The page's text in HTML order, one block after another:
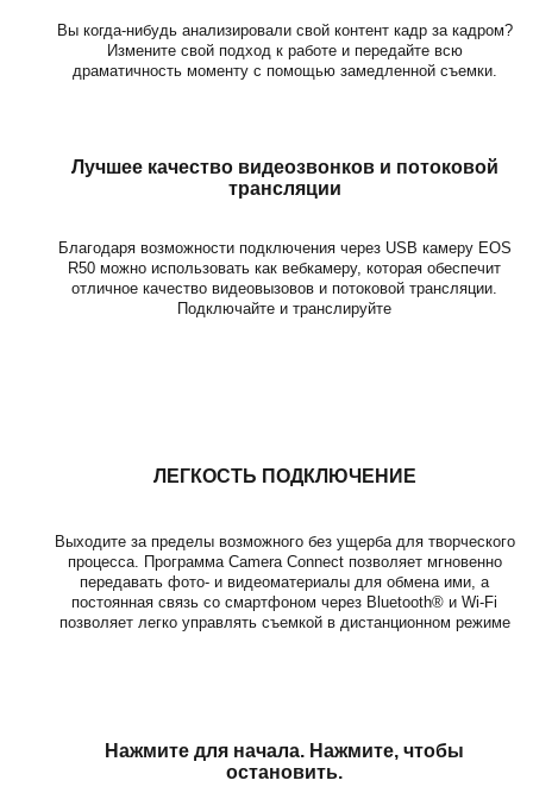
Вы когда-нибудь анализировали свой контент кадр за кадром?
Измените свой подход к работе и передайте всю
драматичность моменту с помощью замедленной съемки.
Лучшее качество видеозвонков и потоковой
трансляции
Благодаря возможности подключения через USB камеру EOS
R50 можно использовать как вебкамеру, которая обеспечит
отличное качество видеовызовов и потоковой трансляции.
Подключайте и транслируйте
ЛЕГКОСТЬ ПОДКЛЮЧЕНИЕ
Выходите за пределы возможного без ущерба для творческого
процесса. Программа Camera Connect позволяет мгновенно
передавать фото- и видеоматериалы для обмена ими, а
постоянная связь со смартфоном через Bluetooth® и Wi-Fi
позволяет легко управлять съемкой в дистанционном режиме
Нажмите для начала. Нажмите, чтобы
остановить.